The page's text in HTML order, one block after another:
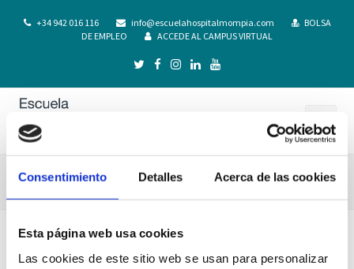
Consentimiento Detalles Acerca de las cookies
Esta página web usa cookies
Las cookies de este sitio web se usan para personalizar
+34 942 016 116 info@escuelahospitalmompia.com
BOLSA
DE EMPLEO
ACCEDE AL CAMPUS VIRTUAL
tesis doctoral